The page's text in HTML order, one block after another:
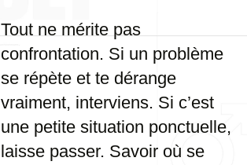
Tout ne mérite pas
confrontation. Si un problème
se répète et te dérange
vraiment, interviens. Si c’est
une petite situation ponctuelle,
laisse passer. Savoir où se